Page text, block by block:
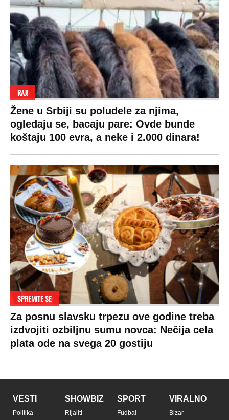
RAJ!
Žene u Srbiji su poludele za njima,
ogledaju se, bacaju pare: Ovde bunde
koštaju 100 evra, a neke i 2.000 dinara!
SPREMITE SE
Za posnu slavsku trpezu ove godine treba
izdvojiti ozbiljnu sumu novca: Nečija cela
plata ode na svega 20 gostiju
VESTI
Politika
SHOWBIZ
Rijaliti
SPORT
Fudbal
VIRALNO
Bizar